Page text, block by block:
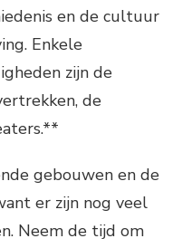
en de cultuur
Enkele
zijn de
de
gebouwen en de
er zijn nog veel
Neem de tijd om